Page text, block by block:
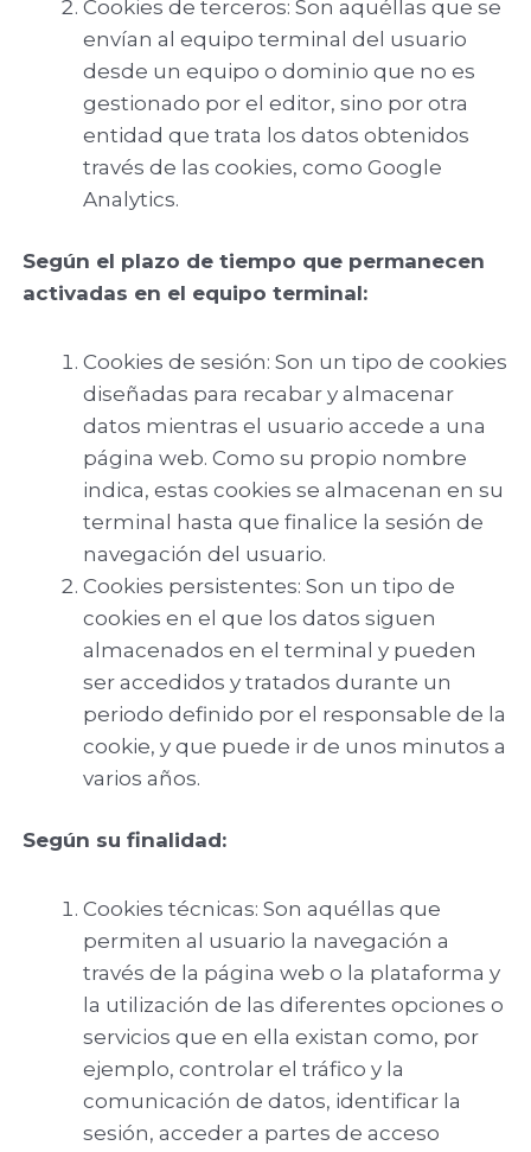
Cookies de terceros: Son aquéllas que se
envían al equipo terminal del usuario
desde un equipo o dominio que no es
gestionado por el editor, sino por otra
entidad que trata los datos obtenidos
través de las cookies, como Google
Analytics.
Según el plazo de tiempo que permanecen
activadas en el equipo terminal:
Cookies de sesión: Son un tipo de cookies
diseñadas para recabar y almacenar
datos mientras el usuario accede a una
página web. Como su propio nombre
indica, estas cookies se almacenan en su
terminal hasta que finalice la sesión de
navegación del usuario.
Cookies persistentes: Son un tipo de
cookies en el que los datos siguen
almacenados en el terminal y pueden
ser accedidos y tratados durante un
periodo definido por el responsable de la
cookie, y que puede ir de unos minutos a
varios años.
Según su finalidad:
Cookies técnicas: Son aquéllas que
permiten al usuario la navegación a
través de la página web o la plataforma y
la utilización de las diferentes opciones o
servicios que en ella existan como, por
ejemplo, controlar el tráfico y la
comunicación de datos, identificar la
sesión, acceder a partes de acceso